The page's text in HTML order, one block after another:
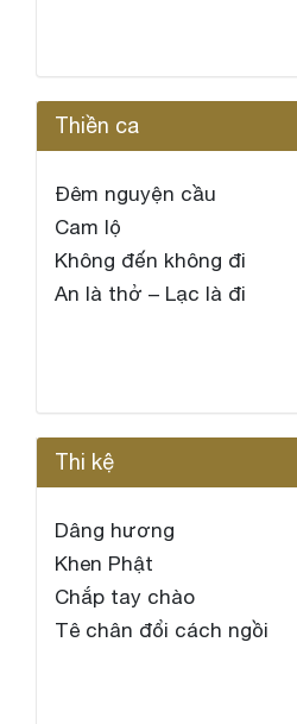
Thiền ca
Đêm nguyện cầu
Cam lộ
Không đến không đi
An là thở – Lạc là đi
Thi kệ
Dâng hương
Khen Phật
Chắp tay chào
Tê chân đổi cách ngồi